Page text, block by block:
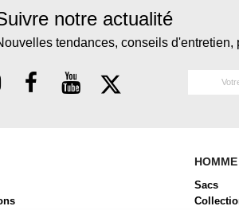
notre actualité
tendances, conseils
HOMME
Sacs